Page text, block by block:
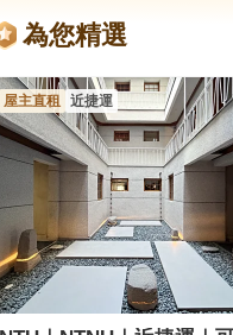
為您精選
屋主直租 近捷運